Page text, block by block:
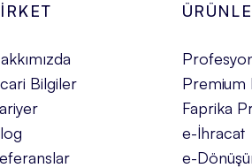
Bilgiler
Premium
Faprika
e-İhracat
e-